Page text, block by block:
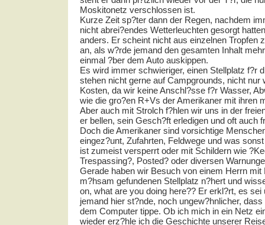
Moskitonetz verschlossen ist.
Kurze Zeit sp?ter dann der Regen, nachdem
nicht abrei?endes Wetterleuchten gesorgt
anders. Er scheint nicht aus einzelnen Tropfen
an, als w?rde jemand den gesamten Inhalt
einmal ?ber dem Auto auskippen.
Es wird immer schwieriger, einen Stellplatz f?r
stehen nicht gerne auf Campgrounds, nicht nur
Kosten, da wir keine Anschl?sse f?r Wasser,
wie die gro?en R+Vs der Amerikaner mit ihren
Aber auch mit Strolch f?hlen wir uns in der
er bellen, sein Gesch?ft erledigen und oft auch
Doch die Amerikaner sind vorsichtige
eingez?unt, Zufahrten, Feldwege und was
ist zumeist versperrt oder mit Schildern wie
Trespassing?, Posted? oder diversen
Gerade haben wir Besuch von einem Herrn
m?hsam gefundenen Stellplatz n?hert und
on, what are you doing here?? Er erkl?rt, es
jemand hier st?nde, noch ungew?hnlicher,
dem Computer tippe. Ob ich mich in ein Netz
wieder erz?hle ich die Geschichte unserer